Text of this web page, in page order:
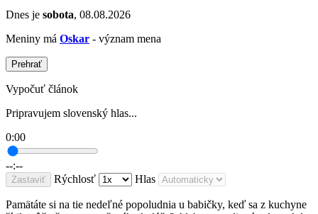
Dnes je sobota, 08.08.2026
Meniny má Oskar - význam mena
Prehrať
Vypočuť článok
Pripravujem slovenský hlas...
0:00
--:--
Zastaviť Rýchlosť Hlas
Pamätáte si na tie nedeľné popoludnia u babičky, keď sa z kuchyne